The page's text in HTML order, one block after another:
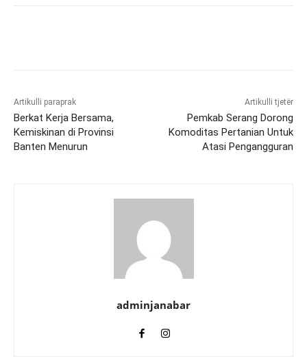
Artikulli paraprak
Berkat Kerja Bersama,
Kemiskinan di Provinsi
Banten Menurun
Artikulli tjetër
Pemkab Serang Dorong
Komoditas Pertanian Untuk
Atasi Pengangguran
adminjanabar